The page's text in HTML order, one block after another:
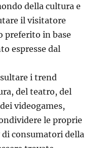
della cultura e
il visitatore
preferito in base
espresse dal
i trend
del teatro, del
videogames,
le proprie
consumatori della